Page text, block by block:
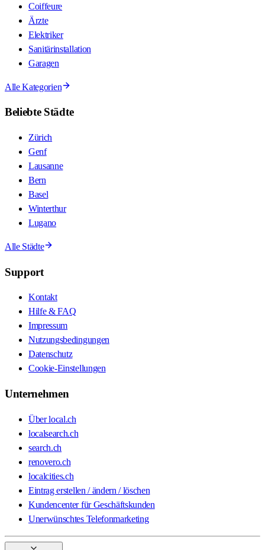
Coiffeure
Ärzte
Elektriker
Sanitärinstallation
Garagen
Alle Kategorien
Beliebte Städte
Zürich
Genf
Lausanne
Bern
Basel
Winterthur
Lugano
Alle Städte
Support
Kontakt
Hilfe & FAQ
Impressum
Nutzungsbedingungen
Datenschutz
Cookie-Einstellungen
Unternehmen
Über local.ch
localsearch.ch
search.ch
renovero.ch
localcities.ch
Eintrag erstellen / ändern / löschen
Kundencenter für Geschäftskunden
Unerwünschtes Telefonmarketing